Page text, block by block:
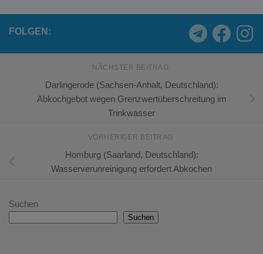
FOLGEN:
NÄCHSTER BEITRAG
Darlingerode (Sachsen-Anhalt, Deutschland):
Abkochgebot wegen Grenzwertüberschreitung im
Trinkwasser
VORHERIGER BEITRAG
Homburg (Saarland, Deutschland):
Wasserverunreinigung erfordert Abkochen
Suchen
Suchen